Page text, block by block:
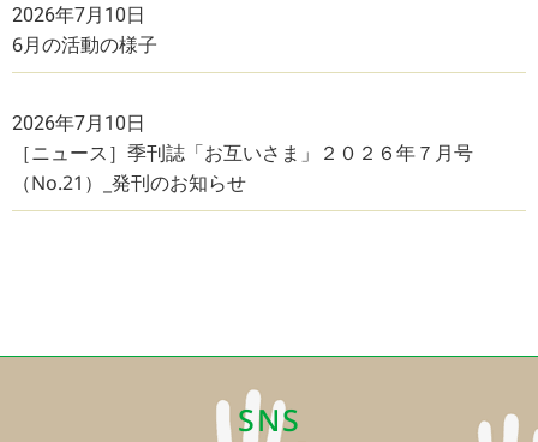
2026年7月10日
6月の活動の様子
2026年7月10日
［ニュース］季刊誌「お互いさま」２０２６年７月号
（No.21）_発刊のお知らせ
SNS